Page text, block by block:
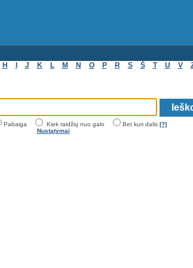
H J K L M N O P R S Š T U V
Pabaiga Kiek raidžių nuo galo Bet kuri dalis [?]
Nustatymai